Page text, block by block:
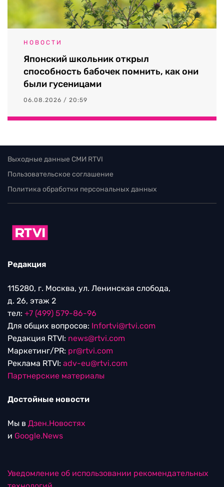
НОВОСТИ
Японский школьник открыл
способность бабочек помнить, как они
были гусеницами
06.08.2026 / 20:59
Выходные данные СМИ RTVI
Пользовательское соглашение
Политика обработки персональных данных
Редакция
115280, г. Москва, ул. Ленинская слобода,
д. 26, этаж 2
тел: +7 (499) 579-86-96
Для общих вопросов: Infortvi@rtvi.com
Редакция RTVI: news@rtvi.com
Маркетинг/PR: pr@rtvi.com
Реклама RTVI: adv-eu@rtvi.com
Партнерские материалы
Достойные новости
Мы в Дзен.Новостях
и Google.News
Уведомление об использовании рекомендательных